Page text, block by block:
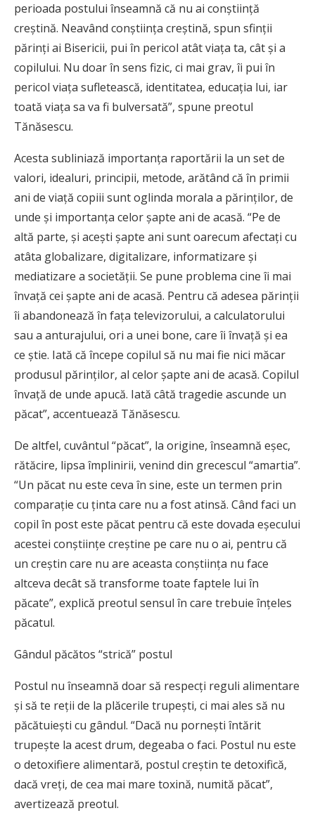
perioada postului înseamnă că nu ai conştiinţă
creştină. Neavând conştiinţa creştină, spun sfinţii
părinţi ai Bisericii, pui în pericol atât viaţa ta, cât şi a
copilului. Nu doar în sens fizic, ci mai grav, îi pui în
pericol viaţa sufletească, identitatea, educaţia lui, iar
toată viaţa sa va fi bulversată”, spune preotul
Tănăsescu.
Acesta subliniază importanţa raportării la un set de
valori, idealuri, principii, metode, arătând că în primii
ani de viaţă copiii sunt oglinda morala a părinţilor, de
unde şi importanţa celor şapte ani de acasă. “Pe de
altă parte, şi aceşti şapte ani sunt oarecum afectaţi cu
atâta globalizare, digitalizare, informatizare şi
mediatizare a societăţii. Se pune problema cine îi mai
învaţă cei şapte ani de acasă. Pentru că adesea părinţii
îi abandonează în faţa televizorului, a calculatorului
sau a anturajului, ori a unei bone, care îi învaţă şi ea
ce ştie. Iată că începe copilul să nu mai fie nici măcar
produsul părinţilor, al celor şapte ani de acasă. Copilul
învaţă de unde apucă. Iată câtă tragedie ascunde un
păcat”, accentuează Tănăsescu.
De altfel, cuvântul “păcat”, la origine, înseamnă eşec,
rătăcire, lipsa împlinirii, venind din grecescul “amartia”.
“Un păcat nu este ceva în sine, este un termen prin
comparaţie cu ţinta care nu a fost atinsă. Când faci un
copil în post este păcat pentru că este dovada eşecului
acestei conştiinţe creştine pe care nu o ai, pentru că
un creştin care nu are aceasta conştiinţa nu face
altceva decât să transforme toate faptele lui în
păcate”, explică preotul sensul în care trebuie înţeles
păcatul.
Gândul păcătos “strică” postul
Postul nu înseamnă doar să respecţi reguli alimentare
şi să te reţii de la plăcerile trupeşti, ci mai ales să nu
păcătuieşti cu gândul. “Dacă nu porneşti întărit
trupeşte la acest drum, degeaba o faci. Postul nu este
o detoxifiere alimentară, postul creştin te detoxifică,
dacă vreţi, de cea mai mare toxină, numită păcat”,
avertizează preotul.